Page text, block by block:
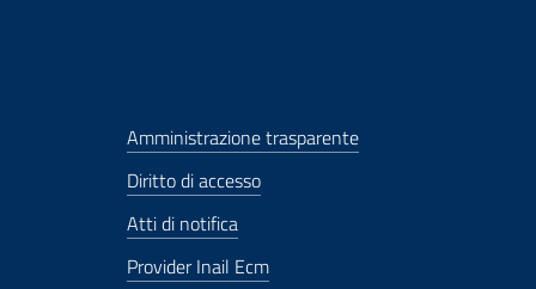
Amministrazione trasparente
Diritto di accesso
Atti di notifica
Provider Inail Ecm